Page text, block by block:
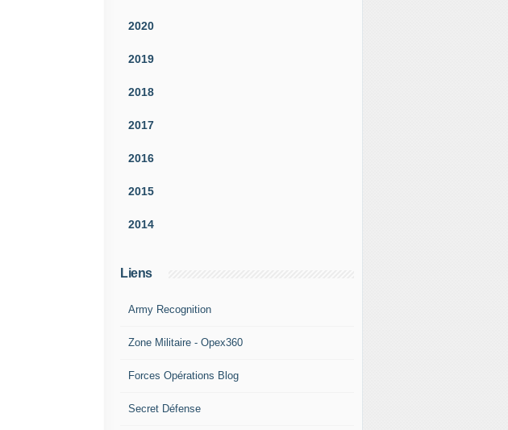
2020
2019
2018
2017
2016
2015
2014
Liens
Army Recognition
Zone Militaire - Opex360
Forces Opérations Blog
Secret Défense